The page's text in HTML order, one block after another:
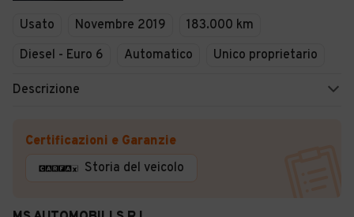
Usato Novembre 2019
183.000 km
Diesel - Euro 6
Automatico Unico proprietario
Descrizione
Certificazioni e Garanzie
Storia del veicolo